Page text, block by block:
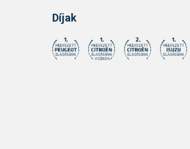
Díjak